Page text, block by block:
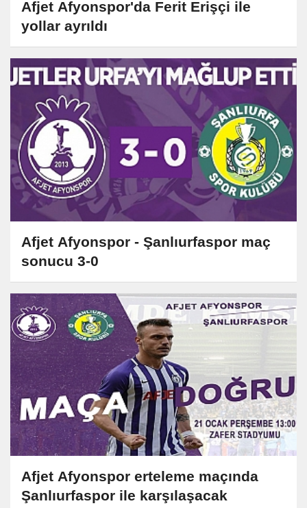
Afjet Afyonspor'da Ferit Erişçi ile
yollar ayrıldı
Afjet Afyonspor - Şanlıurfaspor maç
sonucu 3-0
Afjet Afyonspor erteleme maçında
Şanlıurfaspor ile karşılaşacak